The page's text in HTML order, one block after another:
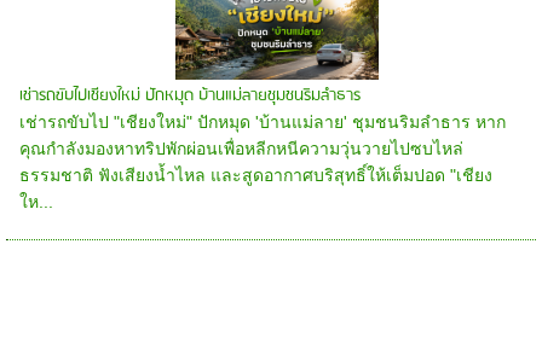
เช่ารถขับไปเชียงใหม่ ปักหมุด บ้านแม่ลายชุมชนริมลำธาร
เช่ารถขับไป "เชียงใหม่" ปักหมุด 'บ้านแม่ลาย' ชุมชนริมลำธาร หาก
คุณกำลังมองหาทริปพักผ่อนเพื่อหลีกหนีความวุ่นวายไปซบไหล่
ธรรมชาติ ฟังเสียงน้ำไหล และสูดอากาศบริสุทธิ์ให้เต็มปอด "เชียง
ให...